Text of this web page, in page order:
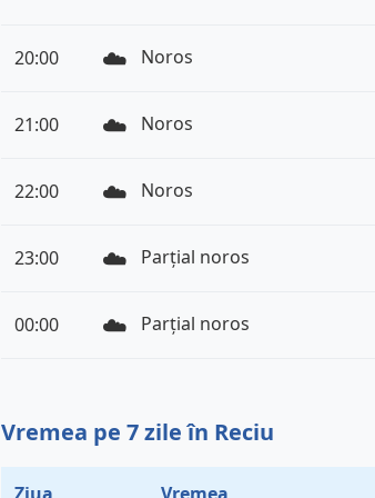
20:00 ☁️ Noros
21:00 ☁️ Noros
22:00 ☁️ Noros
23:00 ☁️ Parțial noros
00:00 ☁️ Parțial noros
Vremea pe 7 zile în Reciu